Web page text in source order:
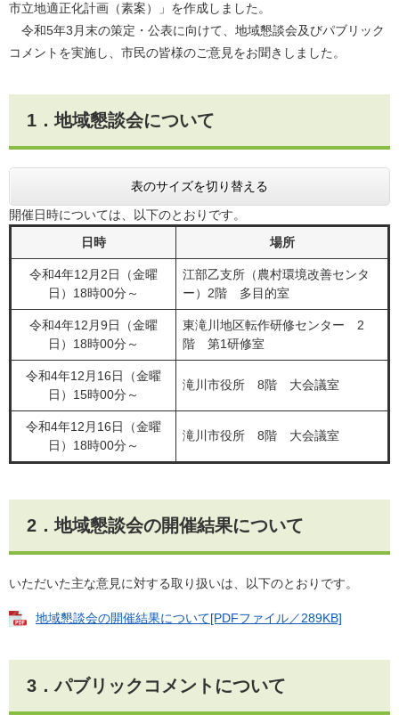
市立地適正化計画（素案）」を作成しました。
令和5年3月末の策定・公表に向けて、地域懇談会及びパブリック
コメントを実施し、市民の皆様のご意見をお聞きしました。
1．地域懇談会について
表のサイズを切り替える
開催日時については、以下のとおりです。
日時
場所
令和4年12月2日（金曜
日）18時00分～
江部乙支所（農村環境改善センタ
ー）2階 多目的室
令和4年12月9日（金曜
日）18時00分～
東滝川地区転作研修センター 2
階 第1研修室
令和4年12月16日（金曜
日）15時00分～
滝川市役所 8階 大会議室
令和4年12月16日（金曜
日）18時00分～
滝川市役所 8階 大会議室
2．地域懇談会の開催結果について
いただいた主な意見に対する取り扱いは、以下のとおりです。
地域懇談会の開催結果について[PDFファイル／289KB]
3．パブリックコメントについて